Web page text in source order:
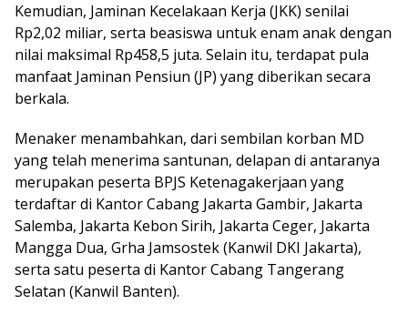
Kemudian, Jaminan Kecelakaan Kerja (JKK) senilai
Rp2,02 miliar, serta beasiswa untuk enam anak dengan
nilai maksimal Rp458,5 juta. Selain itu, terdapat pula
manfaat Jaminan Pensiun (JP) yang diberikan secara
berkala.
Menaker menambahkan, dari sembilan korban MD
yang telah menerima santunan, delapan di antaranya
merupakan peserta BPJS Ketenagakerjaan yang
terdaftar di Kantor Cabang Jakarta Gambir, Jakarta
Salemba, Jakarta Kebon Sirih, Jakarta Ceger, Jakarta
Mangga Dua, Grha Jamsostek (Kanwil DKI Jakarta),
serta satu peserta di Kantor Cabang Tangerang
Selatan (Kanwil Banten).